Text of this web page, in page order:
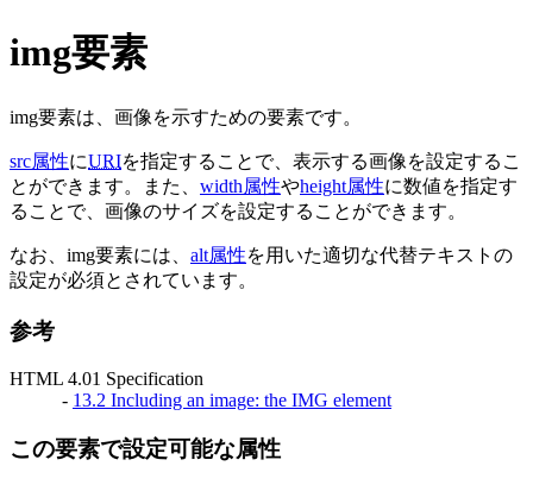
img要素
img要素は、画像を示すための要素です。
src属性にURIを指定することで、表示する画像を設定するこ
とができます。また、 width属性やheight属性に数値を指定す
ることで、画像のサイズを設定することができます。
なお、img要素には、 alt属性を用いた適切な代替テキストの
設定が必須とされています。
参考
HTML 4.01 Specification
- 13.2 Including an image: the IMG element
この要素で設定可能な属性